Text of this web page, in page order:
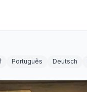
Português Deutsch